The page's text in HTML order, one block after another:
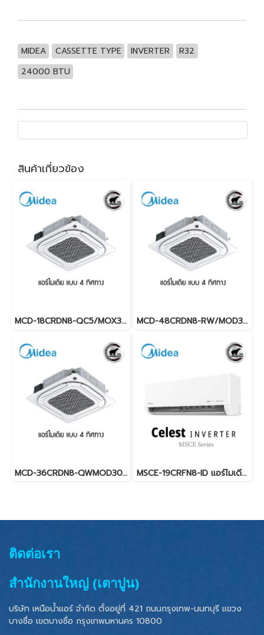
MIDEA CASSETTE TYPE INVERTER
R32
24000 BTU
สินค้าเกี่ยวข้อง
MCD-18CRDN8-QC5/MOX330-18CFN8-QC5 (220V.) Midea รุ่นฝังในฝ้ากระจายลมรอบทิศทาง Inverter น้ำยา R32 พร้อมบริการติดตั้ง MCD-48CRDN8-RW/MOD30-48CFN8-RW (3เฟส/380V.) Midea รุ่นฝังในฝ้ากระจายลมรอบทิศทาง Inverter น้ำยา R32 พร้อมบริการติดตั้ง
MCD-36CRDN8-QWMOD30-36CFN8-RW (3เฟส/380V.) Midea รุ่นฝังในฝ้ากระจายลมรอบทิศทาง Inverter น้ำยา R32 พร้อมบริการติดตั้ง MSCE-19CRFN8-ID แอร์ไมเดีย Midea Celest INVERTER ระบบอินเวอร์เตอร์ น้ำยา R32 18000 BTU. พร้อมบริการติดตั้ง
ติดต่อเรา
สำนักงานใหญ่ (เตาปูน)
บริษัท เหนือน้ำแอร์ จำกัด ตั้งอยู่ที่ 421 ถนนกรุงเทพ-นนทบุรี แขวง
บางซื่อ เขตบางซื่อ กรุงเทพมหานคร 10800